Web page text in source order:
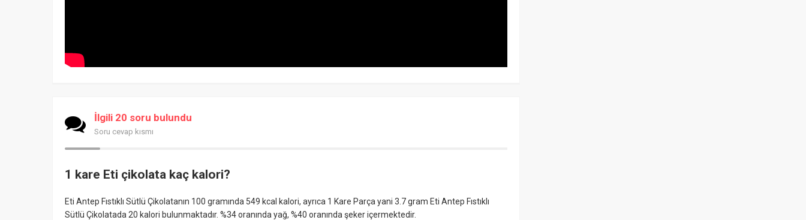
İlgili 20 soru bulundu
Soru cevap kısmı
1 kare Eti çikolata kaç kalori?
Eti Antep Fıstıklı Sütlü Çikolatanın 100 gramında 549 kcal kalori, ayrıca 1 Kare Parça yani 3.7 gram Eti Antep Fıstıklı
Sütlü Çikolatada 20 kalori bulunmaktadır. %34 oranında yağ, %40 oranında şeker içermektedir.